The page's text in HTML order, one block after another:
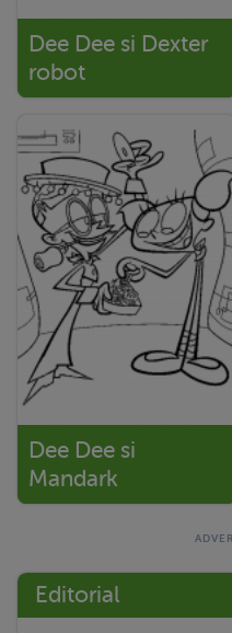
Dee Dee si Dexter
robot
Dee Dee si
Mandark
Editorial